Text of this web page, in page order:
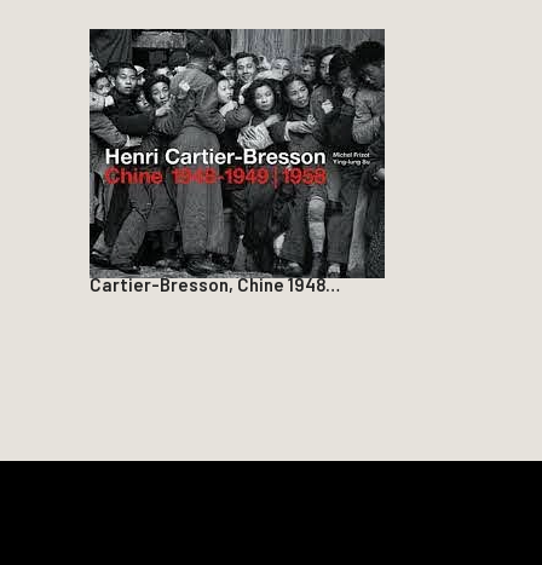
Cartier-Bresson, Chine 1948…